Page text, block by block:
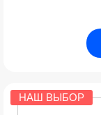
НАШ ВЫБОР